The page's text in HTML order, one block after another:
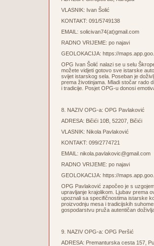
VLASNIK: Ivan Šolić
KONTAKT: 091/5749138
EMAIL: solicivan74(at)gmail.com
RADNO VRIJEME: po najavi
GEOLOKACIJA: https://
OPG Ivan Šolić nalazi se u selu
možete vidjeti gotovo sve istarske
svijet istarskog sela. Poseban je
prema životinjama. Mladi stočar rado
i tradicije. Posjet OPG-u donosi
8. NAZIV OPG-a: OPG Pavlaković
ADRESA: Bičići 10B, 52207, Bičići
VLASNIK: Nikola Pavlaković
KONTAKT: 099/2774721
EMAIL: nikola.pavlakovic@gmail.com
RADNO VRIJEME: po najavi
GEOLOKACIJA: https://
OPG Pavlaković započeo je s
upravljanje krajolikom. Ljubav prema
upoznali sa specifičnostima istarske
proizvodnju mesa i tradicijskih
gospodarstvu pruža autentičan
9. NAZIV OPG-a: OPG Peršić
ADRESA: Premanturska cesta 157,